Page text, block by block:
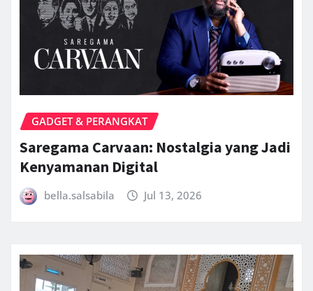
GADGET & PERANGKAT
Saregama Carvaan: Nostalgia yang Jadi
Kenyamanan Digital
bella.salsabila Jul 13, 2026